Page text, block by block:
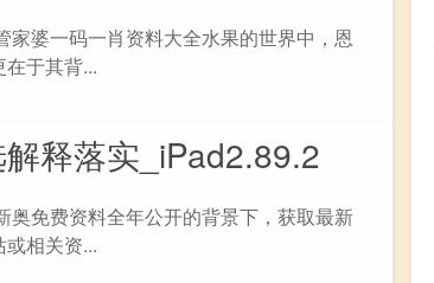
婆一码一肖资料大全水果的世界中，恩
于其背...
释落实_iPad2.89.2
免费资料全年公开的背景下，获取最新
相关资...